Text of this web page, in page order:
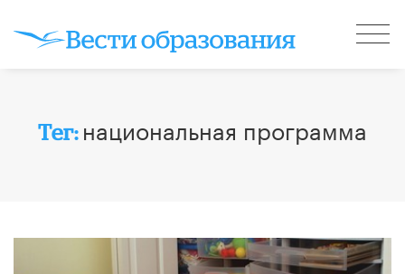
Тег: национальная программа